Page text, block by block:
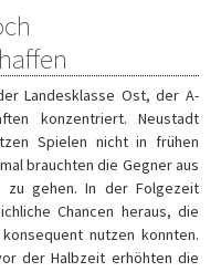
Landesklasse Ost, der A-
konzentriert. Neustadt
Spielen nicht in frühen
brauchten die Gegner aus
zu gehen. In der Folgezeit
Chancen heraus, die
nutzen konnten.
der Halbzeit erhöhten die